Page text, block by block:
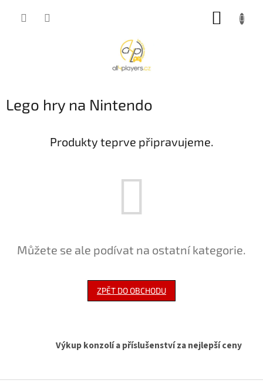
Lego hry na Nintendo
Produkty teprve připravujeme.
Můžete se ale podívat na ostatní kategorie.
ZPĚT DO OBCHODU
Výkup konzolí a příslušenství za nejlepší ceny